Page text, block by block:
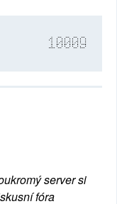
10009
server si
fóra